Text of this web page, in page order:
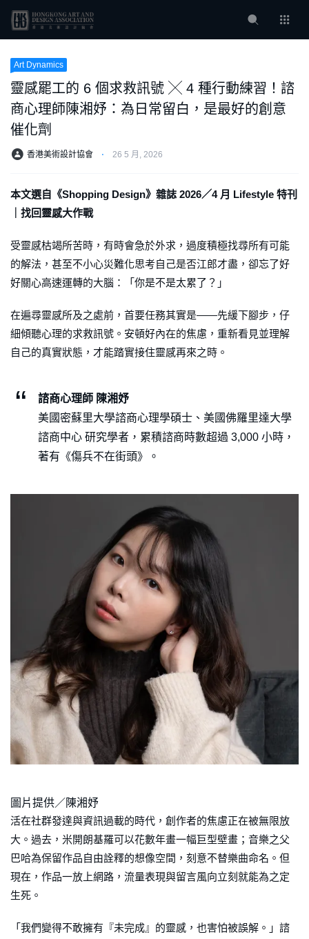
Art Dynamics
靈感罷工的 6 個求救訊號 ╳ 4 種行動練習！諮
商心理師陳湘妤：為日常留白，是最好的創意
催化劑
香港美術設計協會 ⋅ 26 5 月, 2026
本文選自《Shopping Design》雜誌 2026／4 月 Lifestyle 特刊
｜找回靈感大作戰
受靈感枯竭所苦時，有時會急於外求，過度積極找尋所有可能
的解法，甚至不小心災難化思考自己是否江郎才盡，卻忘了好
好關心高速運轉的大腦：「你是不是太累了？」
在遍尋靈感所及之處前，首要任務其實是——先緩下腳步，仔
細傾聽心理的求救訊號。安頓好內在的焦慮，重新看見並理解
自己的真實狀態，才能踏實接住靈感再來之時。
諮商心理師 陳湘妤
美國密蘇里大學諮商心理學碩士、美國佛羅里達大學
諮商中心 研究學者，累積諮商時數超過 3,000 小時，
著有《傷兵不在街頭》。
圖片提供／陳湘妤
活在社群發達與資訊過載的時代，創作者的焦慮正在被無限放
大。過去，米開朗基羅可以花數年畫一幅巨型壁畫；音樂之父
巴哈為保留作品自由詮釋的想像空間，刻意不替樂曲命名。但
現在，作品一放上網路，流量表現與留言風向立刻就能為之定
生死。
「我們變得不敢擁有『未完成』的靈感，也害怕被誤解。」諮